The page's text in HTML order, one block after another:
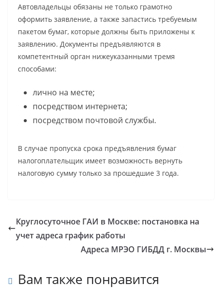
Автовладельцы обязаны не только грамотно
оформить заявление, а также запастись требуемым
пакетом бумаг, которые должны быть приложены к
заявлению. Документы предъявляются в
компетентный орган нижеуказанными тремя
способами:
лично на месте;
посредством интернета;
посредством почтовой службы.
В случае пропуска срока предъявления бумаг
налогоплательщик имеет возможность вернуть
налоговую сумму только за прошедшие 3 года.
Круглосуточное ГАИ в Москве: постановка на
учет адреса график работы
Адреса МРЭО ГИБДД г. Москвы
Вам также понравится